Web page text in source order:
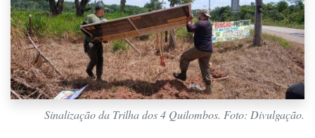
Sinalização da Trilha dos 4 Quilombos. Foto: Divulgação.